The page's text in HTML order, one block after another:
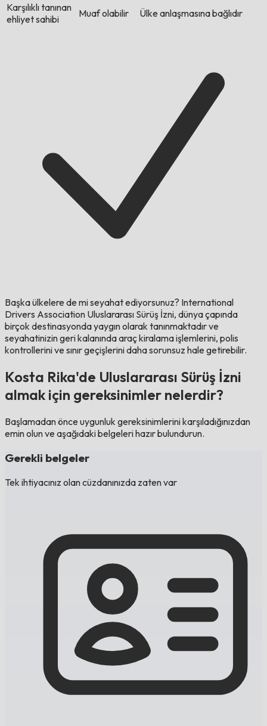
Karşılıklı tanınan
ehliyet sahibi
Muaf olabilir Ülke anlaşmasına bağlıdır
Başka ülkelere de mi seyahat ediyorsunuz? International
Drivers Association Uluslararası Sürüş İzni, dünya çapında
birçok destinasyonda yaygın olarak tanınmaktadır ve
seyahatinizin geri kalanında araç kiralama işlemlerini, polis
kontrollerini ve sınır geçişlerini daha sorunsuz hale getirebilir.
Kosta Rika'de Uluslararası Sürüş İzni
almak için gereksinimler nelerdir?
Başlamadan önce uygunluk gereksinimlerini karşıladığınızdan
emin olun ve aşağıdaki belgeleri hazır bulundurun.
Gerekli belgeler
Tek ihtiyacınız olan cüzdanınızda zaten var